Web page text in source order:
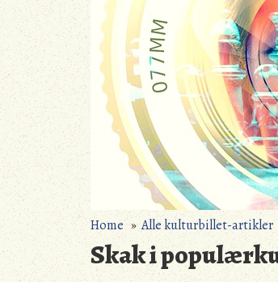
Home»Alle kulturbillet-artikler
Skak i